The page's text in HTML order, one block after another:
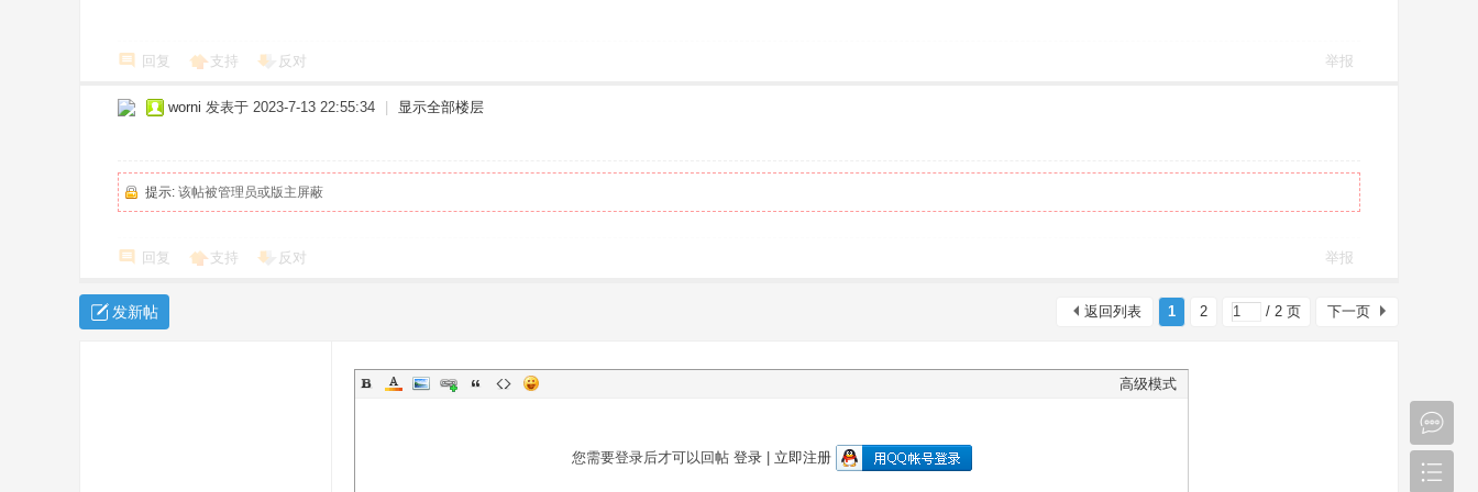
回复 支持 反对 举报
worni 发表于 2023-7-13 22:55:34 显示全部楼层
提示: 该帖被管理员或版主屏蔽
回复 支持 反对 举报
1 2 / 2 页 下一页
返回列表
发新帖
高级模式
您需要登录后才可以回帖 登录| 立即注册